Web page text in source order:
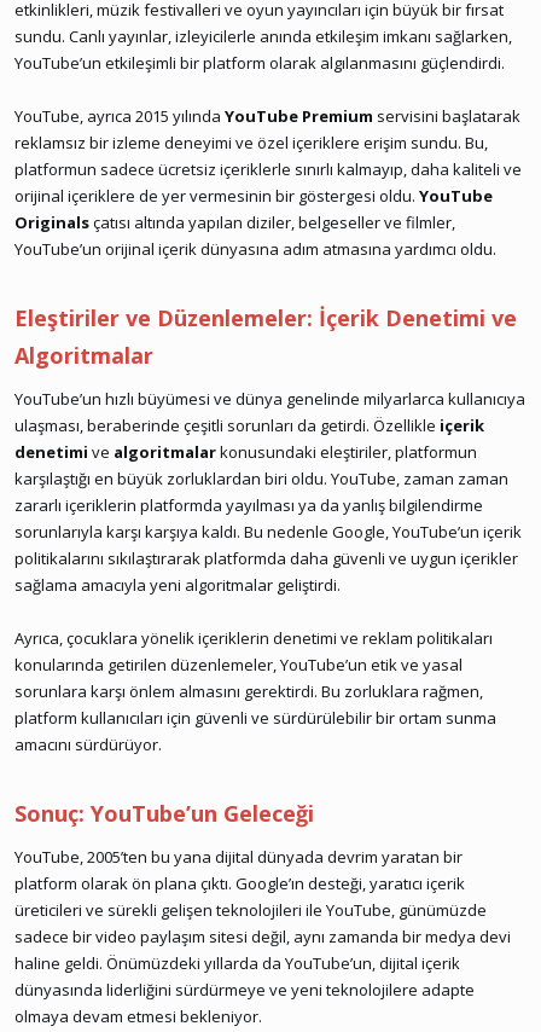
etkinlikleri, müzik festivalleri ve oyun yayıncıları için büyük bir fırsat
sundu. Canlı yayınlar, izleyicilerle anında etkileşim imkanı sağlarken,
YouTube’un etkileşimli bir platform olarak algılanmasını güçlendirdi.
YouTube, ayrıca 2015 yılında YouTube Premium servisini başlatarak
reklamsız bir izleme deneyimi ve özel içeriklere erişim sundu. Bu,
platformun sadece ücretsiz içeriklerle sınırlı kalmayıp, daha kaliteli ve
orijinal içeriklere de yer vermesinin bir göstergesi oldu. YouTube
Originalsçatısı altında yapılan diziler, belgeseller ve filmler,
YouTube’un orijinal içerik dünyasına adım atmasına yardımcı oldu.
Eleştiriler ve Düzenlemeler: İçerik Denetimi ve
Algoritmalar
YouTube’un hızlı büyümesi ve dünya genelinde milyarlarca kullanıcıya
ulaşması, beraberinde çeşitli sorunları da getirdi. Özellikle içerik
denetimi ve algoritmalarkonusundaki eleştiriler, platformun
karşılaştığı en büyük zorluklardan biri oldu. YouTube, zaman zaman
zararlı içeriklerin platformda yayılması ya da yanlış bilgilendirme
sorunlarıyla karşı karşıya kaldı. Bu nedenle Google, YouTube’un içerik
politikalarını sıkılaştırarak platformda daha güvenli ve uygun içerikler
sağlama amacıyla yeni algoritmalar geliştirdi.
Ayrıca, çocuklara yönelik içeriklerin denetimi ve reklam politikaları
konularında getirilen düzenlemeler, YouTube’un etik ve yasal
sorunlara karşı önlem almasını gerektirdi. Bu zorluklara rağmen,
platform kullanıcıları için güvenli ve sürdürülebilir bir ortam sunma
amacını sürdürüyor.
Sonuç: YouTube’un Geleceği
YouTube, 2005’ten bu yana dijital dünyada devrim yaratan bir
platform olarak ön plana çıktı. Google’ın desteği, yaratıcı içerik
üreticileri ve sürekli gelişen teknolojileri ile YouTube, günümüzde
sadece bir video paylaşım sitesi değil, aynı zamanda bir medya devi
haline geldi. Önümüzdeki yıllarda da YouTube’un, dijital içerik
dünyasında liderliğini sürdürmeye ve yeni teknolojilere adapte
olmaya devam etmesi bekleniyor.